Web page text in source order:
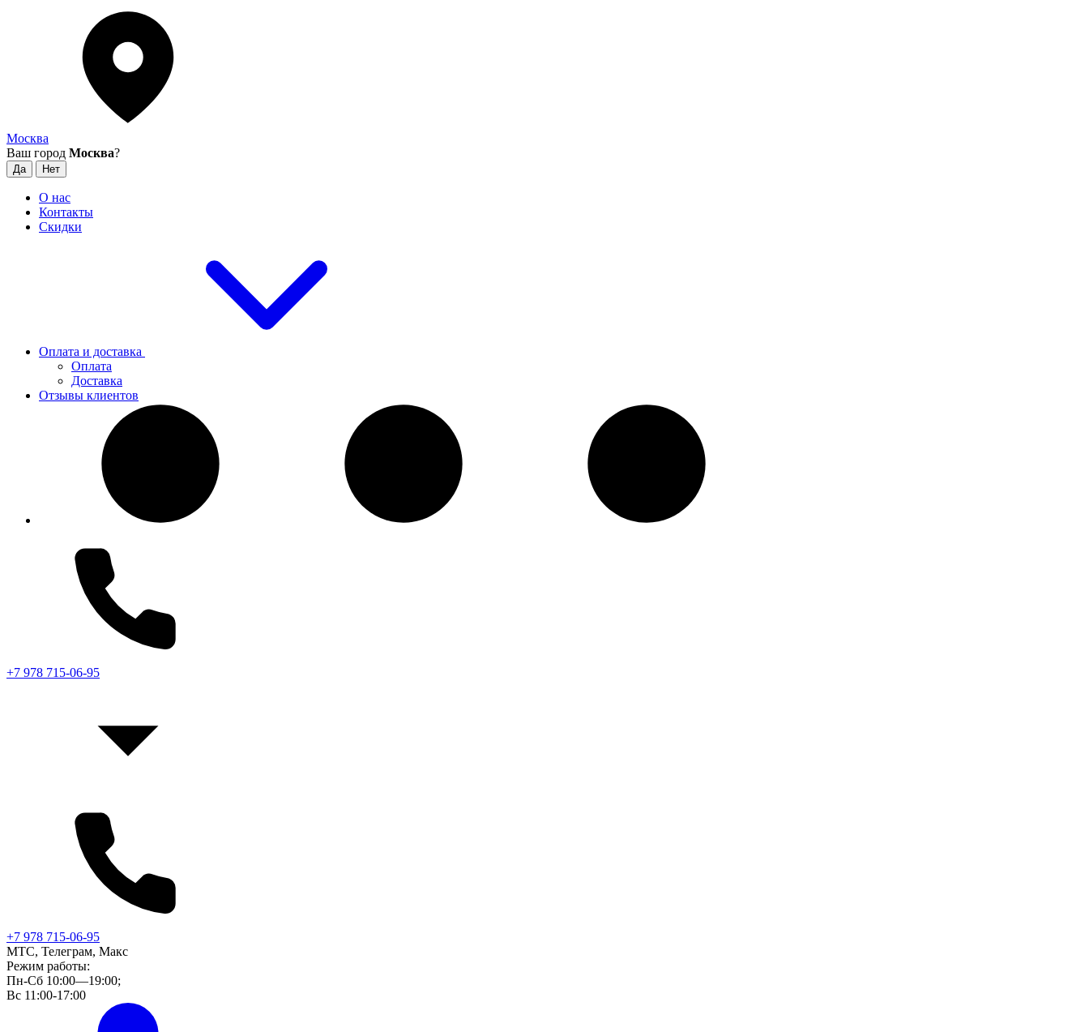
Москва
Ваш город Москва?
О нас
Контакты
Скидки
Оплата и доставка
Оплата
Доставка
Отзывы клиентов
+7 978 715-06-95
+7 978 715-06-95
МТС, Телеграм, Макс
Режим работы:
Пн-Сб 10:00—19:00;
Вс 11:00-17:00